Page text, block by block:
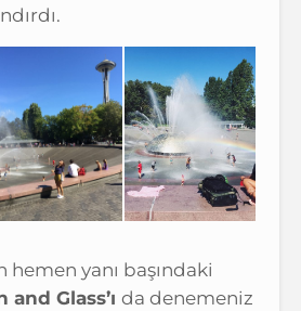
hemen yanı başındaki
Glass’ı da denemeniz